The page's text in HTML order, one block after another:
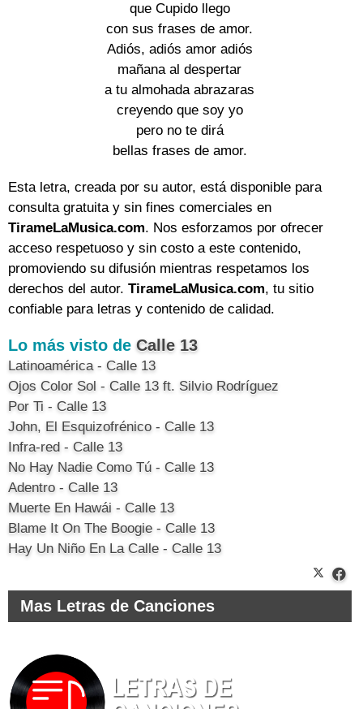
que Cupido llego
con sus frases de amor.
Adiós, adiós amor adiós
mañana al despertar
a tu almohada abrazaras
creyendo que soy yo
pero no te dirá
bellas frases de amor.
Esta letra, creada por su autor, está disponible para
consulta gratuita y sin fines comerciales en
TirameLaMusica.com. Nos esforzamos por ofrecer
acceso respetuoso y sin costo a este contenido,
promoviendo su difusión mientras respetamos los
derechos del autor. TirameLaMusica.com, tu sitio
confiable para letras y contenido de calidad.
Lo más visto de Calle 13
Latinoamérica - Calle 13
Ojos Color Sol - Calle 13 ft. Silvio Rodríguez
Por Ti - Calle 13
John, El Esquizofrénico - Calle 13
Infra-red - Calle 13
No Hay Nadie Como Tú - Calle 13
Adentro - Calle 13
Muerte En Hawái - Calle 13
Blame It On The Boogie - Calle 13
Hay Un Niño En La Calle - Calle 13
Mas Letras de Canciones